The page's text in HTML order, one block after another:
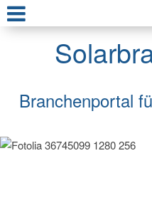
Branchenportal